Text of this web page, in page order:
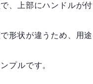
、上部にハンドルが付
形状が違うため、用途
プルです。